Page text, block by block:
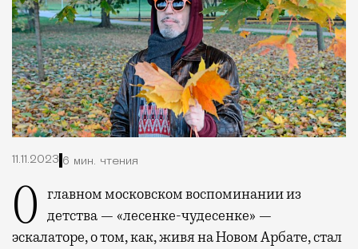
11.11.2023 6 мин. чтения
О главном московском воспоминании из детства — «лесенке-чудесенке» —
эскалаторе, о том, как, живя на Новом Арбате, стал